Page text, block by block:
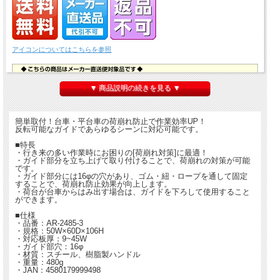
アイコンについてはこちらを参照
▼ 商品説明の続きを見る ▼
簡単取付！台車・平台車の荷崩れ防止で作業効率UP！
反転可能なガイドであらゆるシーンに対応可能です。
■特長
・行き来の多い作業時にお困りの[荷崩れ対策]に最適！
・ガイド部分を立ち上げて取り付けることで、荷崩れの対策が可能
です。
・ガイド部分には16φの穴があり、ゴム・紐・ロープを通して固定
することで、荷崩れ防止効果が向上します。
・荷台が台車からはみ出す場合は、ガイドを下ろして使用すること
ができます。
■仕様
・品番：AR-2485-3
・規格：50W×60D×106H
・対応板厚：9~45W
・ガイド部穴：16φ
・材質：スチール、樹脂製ハンドル
・重量：480g
・JAN：4580179999498